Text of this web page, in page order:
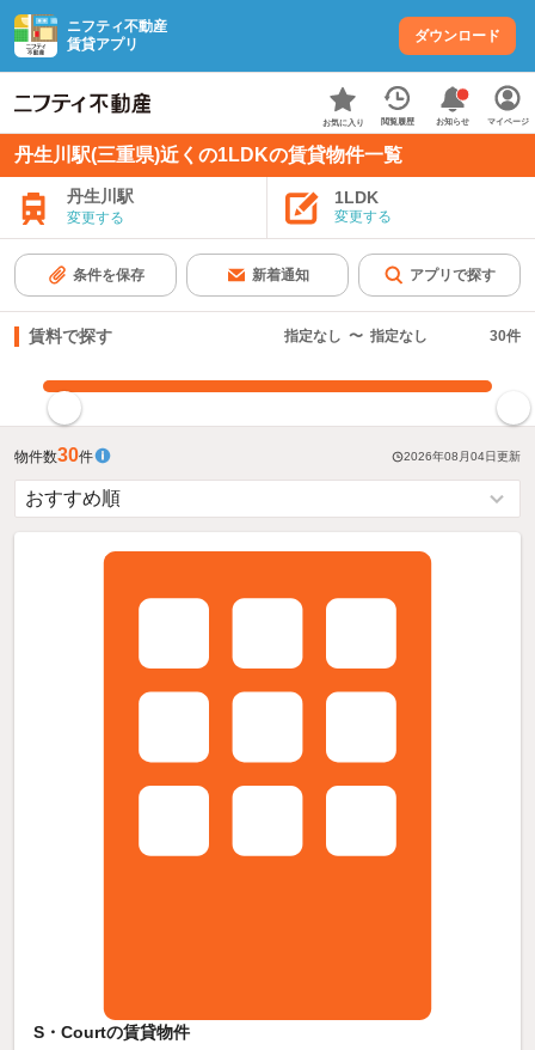
ニフティ不動産
賃貸アプリ
ダウンロード
お気に入り 閲覧履歴 お知らせ マイページ
丹生川駅(三重県)近くの1LDKの賃貸物件一覧
丹生川駅
変更する
1LDK
変更する
条件を保存 新着通知 アプリで探す
賃料で探す 指定なし 〜 指定なし 30件
物件数30件 2026年08月04日更新
S・Courtの賃貸物件